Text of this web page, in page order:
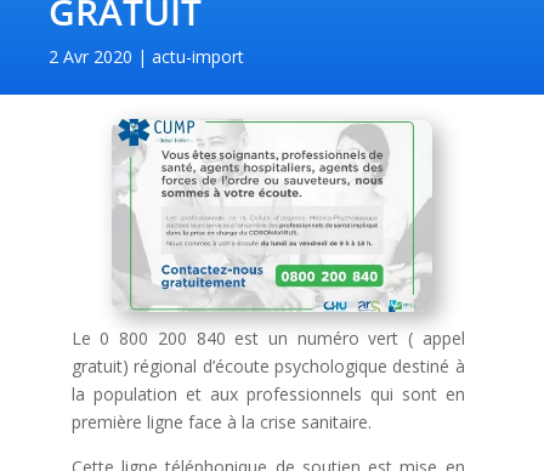
GRATUIT
2 Avr 2020 actu-import
Le 0 800 200 840 est un numéro vert ( appel
gratuit) régional d’écoute psychologique destiné à
la population et aux professionnels qui sont en
première ligne face à la crise sanitaire.
Cette ligne téléphonique de soutien est mise en